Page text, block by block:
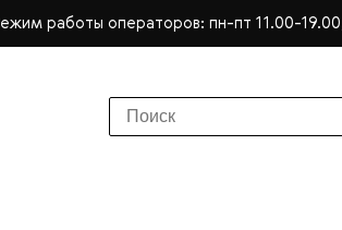
работы операторов: пн-пт 11.00-